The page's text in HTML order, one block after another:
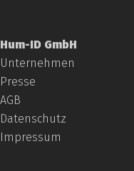
Hum-ID GmbH
Unternehmen
Presse
AGB
Datenschutz
Impressum